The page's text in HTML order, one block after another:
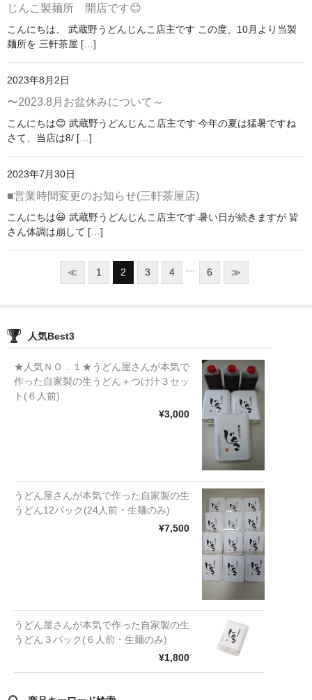
じんこ製麺所 開店です😊
こんにちは、 武蔵野うどんじんこ店主です この度、10月より当製
麺所を 三軒茶屋 […]
2023年8月2日
〜2023.8月お盆休みについて～
こんにちは😊 武蔵野うどんじんこ店主です 今年の夏は猛暑ですね
さて、当店は8/ […]
2023年7月30日
■営業時間変更のお知らせ(三軒茶屋店)
こんにちは😃 武蔵野うどんじんこ店主です 暑い日が続きますが 皆
さん体調は崩して […]
≪ 1 2 3 4 6 ≫
人気Best3
★人気ＮＯ．１★うどん屋さんが本気で
作った自家製の生うどん＋つけ汁３セッ
ト(６人前)
¥3,000
うどん屋さんが本気で作った自家製の生
うどん12パック(24人前・生麺のみ)
¥7,500
うどん屋さんが本気で作った自家製の生
うどん３パック(６人前・生麺のみ)
¥1,800